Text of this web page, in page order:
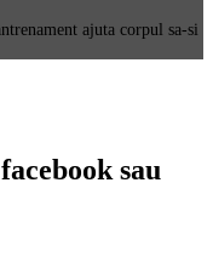
ajuta corpul sa-si
sau